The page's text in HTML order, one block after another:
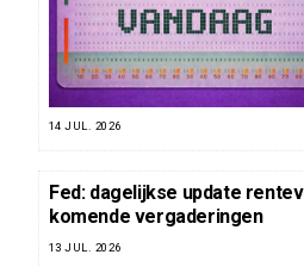
14 JUL. 2026
Fed: dagelijkse update
komende vergaderingen
13 JUL. 2026